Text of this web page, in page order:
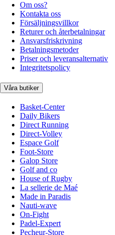
Om oss?
Kontakta oss
Försäljningsvillkor
Returer och återbetalningar
Ansvarsfriskrivning
Betalningsmetoder
Priser och leveransalternativ
Integritetspolicy
Våra butiker
Basket-Center
Daily Bikers
Direct Running
Direct-Volley
Espace Golf
Foot-Store
Galop Store
Golf and co
House of Rugby
La sellerie de Maé
Made in Paradis
Nauti-wave
On-Fight
Padel-Expert
Pecheur-Store